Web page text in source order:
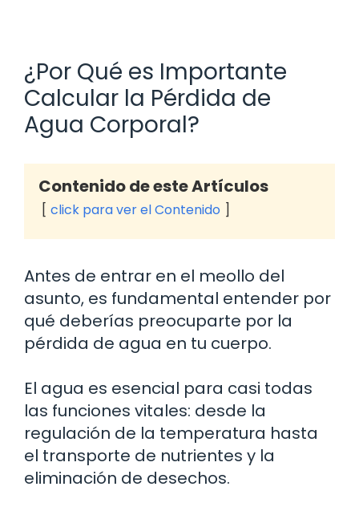
¿Por Qué es Importante
Calcular la Pérdida de
Agua Corporal?
Contenido de este Artículos
click para ver el Contenido
Antes de entrar en el meollo del
asunto, es fundamental entender por
qué deberías preocuparte por la
pérdida de agua en tu cuerpo.
El agua es esencial para casi todas
las funciones vitales: desde la
regulación de la temperatura hasta
el transporte de nutrientes y la
eliminación de desechos.